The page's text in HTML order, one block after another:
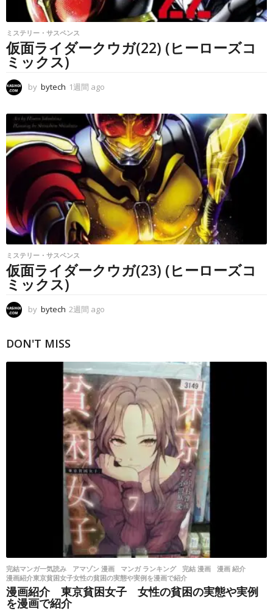
ミステリー・サスペンス
仮面ライダークウガ(22) (ヒーローズコ
ミックス)
by bytech 1週間 ago
a
g
o
ミステリー・サスペンス
仮面ライダークウガ(23) (ヒーローズコ
ミックス)
by bytech 2週間 ago
DON'T MISS
完結マンガ一気読み アマゾン 漫画 ,マンガ ランキング ,完結 漫画 ,漫画 紹介
漫画紹介東京貧困女子女性の貧困の実態や実例を漫画で紹介
漫画紹介 東京貧困女子 女性の貧困の実態や実例
を漫画で紹介